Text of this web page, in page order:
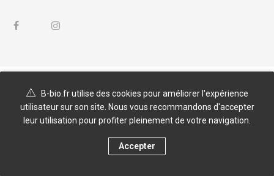
B-bio.fr utilise des cookies pour améliorer l'expérience
utilisateur sur son site. Nous vous recommandons d'accepter
leur utilisation pour profiter pleinement de votre navigation.
Accepter